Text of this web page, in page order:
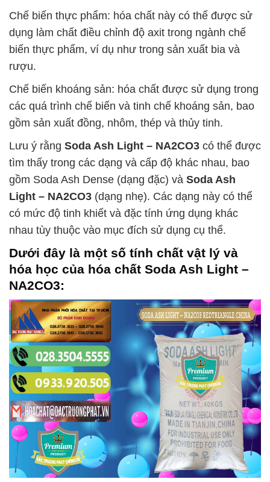
Chế biến thực phẩm: hóa chất này có thể được sử
dụng làm chất điều chỉnh độ axit trong ngành chế
biến thực phẩm, ví dụ như trong sản xuất bia và
rượu.
Chế biến khoáng sản: hóa chất được sử dụng trong
các quá trình chế biến và tinh chế khoáng sản, bao
gồm sản xuất đồng, nhôm, thép và thủy tinh.
Lưu ý rằng Soda Ash Light – NA2CO3 có thể được
tìm thấy trong các dạng và cấp độ khác nhau, bao
gồm Soda Ash Dense (dạng đặc) và Soda Ash
Light – NA2CO3 (dạng nhẹ). Các dạng này có thể
có mức độ tinh khiết và đặc tính ứng dụng khác
nhau tùy thuộc vào mục đích sử dụng cụ thể.
Dưới đây là một số tính chất vật lý và
hóa học của hóa chất Soda Ash Light –
NA2CO3: